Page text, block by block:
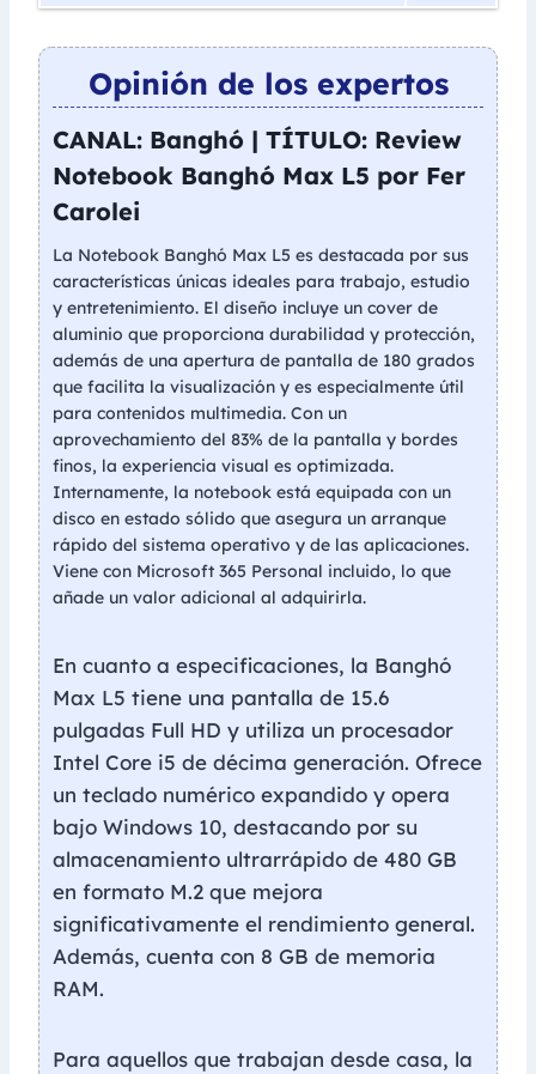
Opinión de los expertos
CANAL: Banghó | TÍTULO: Review
Notebook Banghó Max L5 por Fer
Carolei
La Notebook Banghó Max L5 es destacada por sus
características únicas ideales para trabajo, estudio
y entretenimiento. El diseño incluye un cover de
aluminio que proporciona durabilidad y protección,
además de una apertura de pantalla de 180 grados
que facilita la visualización y es especialmente útil
para contenidos multimedia. Con un
aprovechamiento del 83% de la pantalla y bordes
finos, la experiencia visual es optimizada.
Internamente, la notebook está equipada con un
disco en estado sólido que asegura un arranque
rápido del sistema operativo y de las aplicaciones.
Viene con Microsoft 365 Personal incluido, lo que
añade un valor adicional al adquirirla.
En cuanto a especificaciones, la Banghó
Max L5 tiene una pantalla de 15.6
pulgadas Full HD y utiliza un procesador
Intel Core i5 de décima generación. Ofrece
un teclado numérico expandido y opera
bajo Windows 10, destacando por su
almacenamiento ultrarrápido de 480 GB
en formato M.2 que mejora
significativamente el rendimiento general.
Además, cuenta con 8 GB de memoria
RAM.
Para aquellos que trabajan desde casa, la